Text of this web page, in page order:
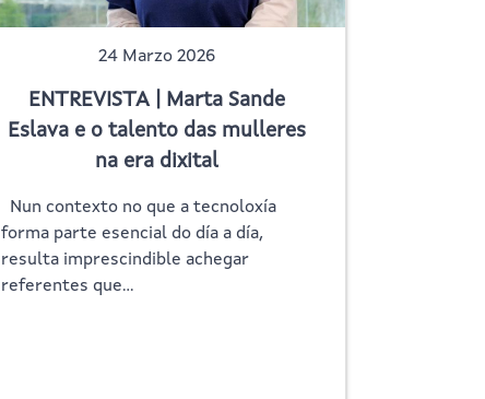
24 Marzo 2026
ENTREVISTA | Marta Sande
Eslava e o talento das mulleres
na era dixital
Nun contexto no que a tecnoloxía
forma parte esencial do día a día,
resulta imprescindible achegar
referentes que…